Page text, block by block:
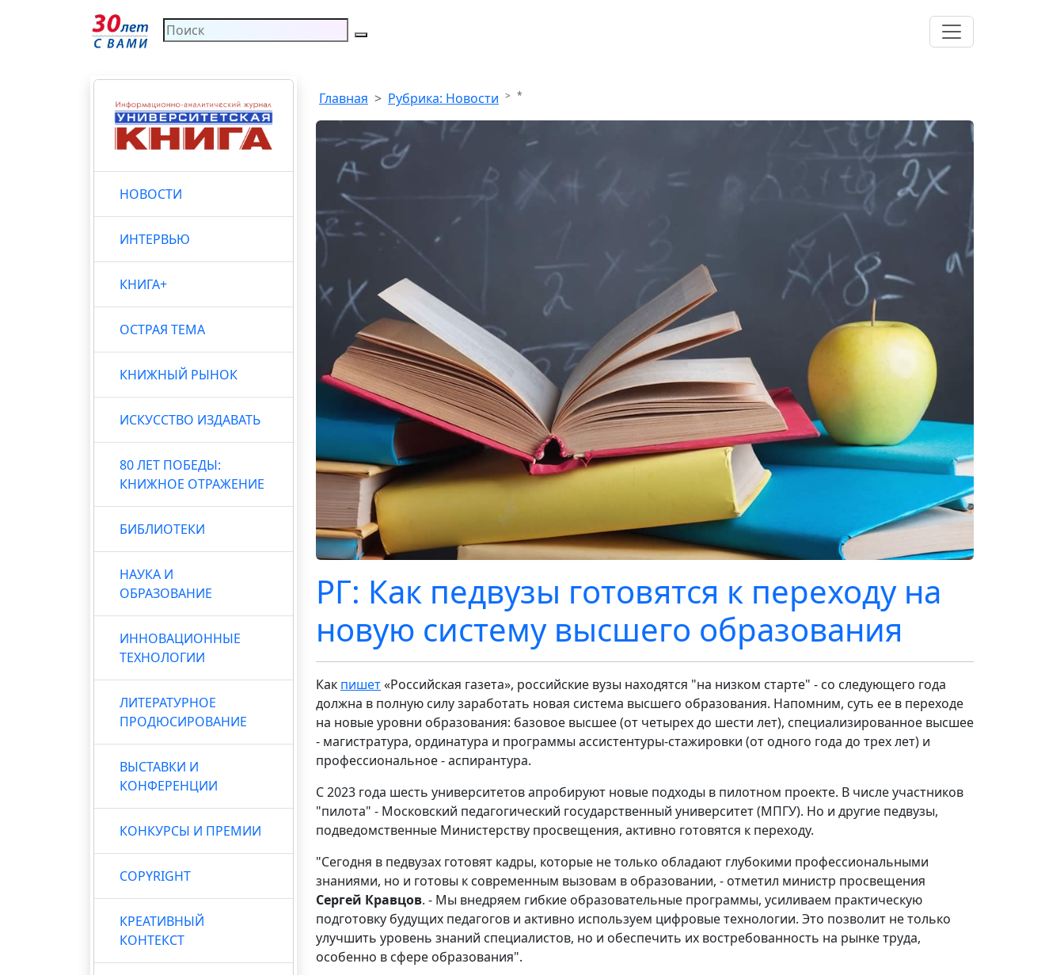
НОВОСТИ
ИНТЕРВЬЮ
КНИГА+
ОСТРАЯ ТЕМА
КНИЖНЫЙ РЫНОК
ИСКУССТВО ИЗДАВАТЬ
80 ЛЕТ ПОБЕДЫ:
КНИЖНОЕ ОТРАЖЕНИЕ
БИБЛИОТЕКИ
НАУКА И
ОБРАЗОВАНИЕ
ИННОВАЦИОННЫЕ
ТЕХНОЛОГИИ
ЛИТЕРАТУРНОЕ
ПРОДЮСИРОВАНИЕ
ВЫСТАВКИ И
КОНФЕРЕНЦИИ
КОНКУРСЫ И ПРЕМИИ
COPYRIGHT
КРЕАТИВНЫЙ
КОНТЕКСТ
Главная Рубрика: Новости *
РГ: Как педвузы готовятся к переходу на
новую систему высшего образования
Как пишет«Российская газета», российские вузы находятся "на низком старте" - со следующего года
должна в полную силу заработать новая система высшего образования. Напомним, суть ее в переходе
на новые уровни образования: базовое высшее (от четырех до шести лет), специализированное высшее
- магистратура, ординатура и программы ассистентуры-стажировки (от одного года до трех лет) и
профессиональное - аспирантура.
С 2023 года шесть университетов апробируют новые подходы в пилотном проекте. В числе участников
"пилота" - Московский педагогический государственный университет (МПГУ). Но и другие педвузы,
подведомственные Министерству просвещения, активно готовятся к переходу.
"Сегодня в педвузах готовят кадры, которые не только обладают глубокими профессиональными
знаниями, но и готовы к современным вызовам в образовании, - отметил министр просвещения
Сергей Кравцов. - Мы внедряем гибкие образовательные программы, усиливаем практическую
подготовку будущих педагогов и активно используем цифровые технологии. Это позволит не только
улучшить уровень знаний специалистов, но и обеспечить их востребованность на рынке труда,
особенно в сфере образования".